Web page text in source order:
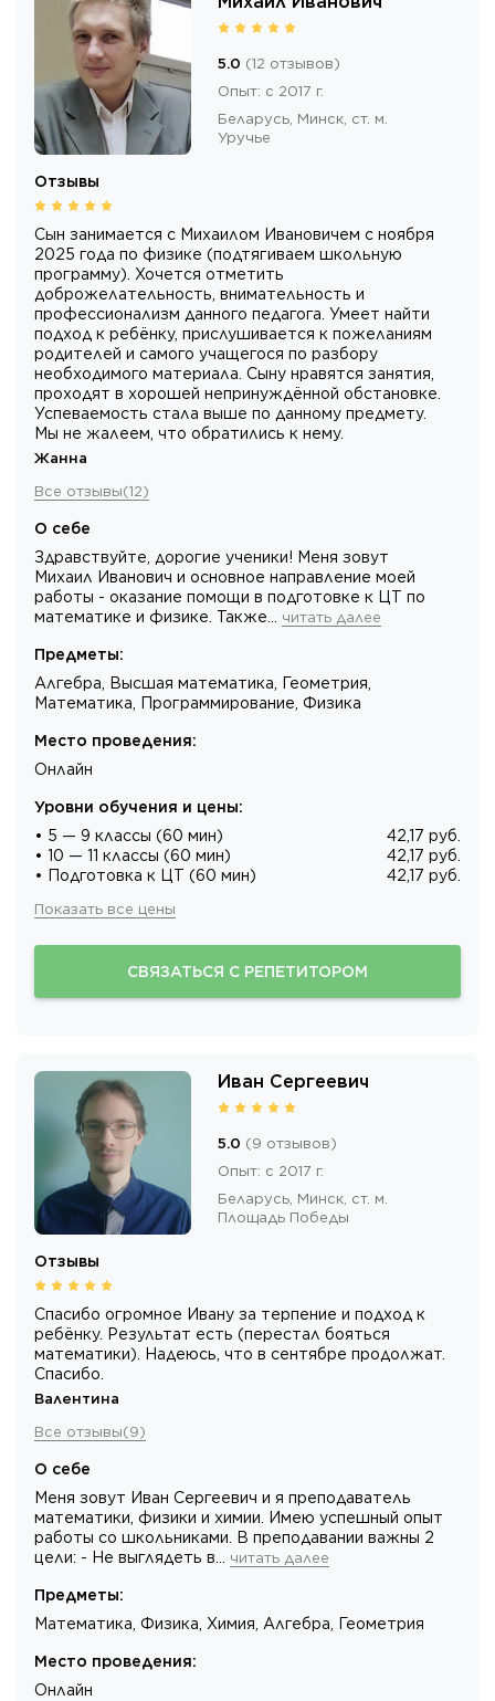
5.0 (12 отзывов)
Опыт: с 2017 г.
Беларусь, Минск, ст. м.
Уручье
Отзывы
Сын занимается с Михаилом Ивановичем с ноября
2025 года по физике (подтягиваем школьную
программу). Хочется отметить
доброжелательность, внимательность и
профессионализм данного педагога. Умеет найти
подход к ребёнку, прислушивается к пожеланиям
родителей и самого учащегося по разбору
необходимого материала. Сыну нравятся занятия,
проходят в хорошей непринуждённой обстановке.
Успеваемость стала выше по данному предмету.
Мы не жалеем, что обратились к нему.
Жанна
Все отзывы(12)
О себе
Здравствуйте, дорогие ученики! Меня зовут
Михаил Иванович и основное направление моей
работы - оказание помощи в подготовке к ЦТ по
математике и физике. Также… читать далее
Предметы:
Алгебра, Высшая математика, Геометрия,
Математика, Программирование, Физика
Место проведения:
Онлайн
Уровни обучения и цены:
• 5 — 9 классы (60 мин)
42,17 руб.
• 10 — 11 классы (60 мин)
42,17 руб.
• Подготовка к ЦТ (60 мин)
42,17 руб.
Показать все цены
СВЯЗАТЬСЯ С РЕПЕТИТОРОМ
Иван Сергеевич
5.0 (9 отзывов)
Опыт: с 2017 г.
Беларусь, Минск, ст. м.
Площадь Победы
Отзывы
Спасибо огромное Ивану за терпение и подход к
ребёнку. Результат есть (перестал бояться
математики). Надеюсь, что в сентябре продолжат.
Спасибо.
Валентина
Все отзывы(9)
О себе
Меня зовут Иван Сергеевич и я преподаватель
математики, физики и химии. Имею успешный опыт
работы со школьниками. В преподавании важны 2
цели: - Не выглядеть в… читать далее
Предметы:
Математика, Физика, Химия, Алгебра, Геометрия
Место проведения:
Онлайн